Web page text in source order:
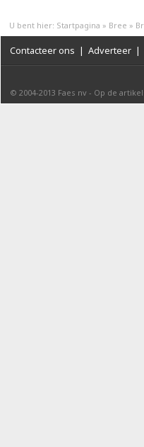
U bent hier: Startpagina » Bree »
Contacteer ons | Adverteer |
© 2004-2013 Faes nv - Op de